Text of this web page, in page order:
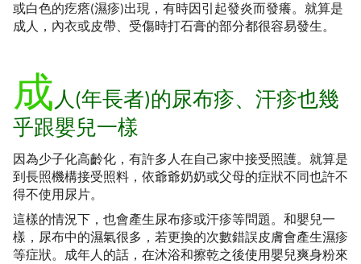
或白色的疙瘩(濕疹)出現，有時因引起發炎而發癢。就算是
成人，內衣或皮帶、受傷時打石膏的部分都很容易發生。
成 人(年長者)的尿布疹、汗疹也幾
乎跟嬰兒一樣
因為少子化高齡化，有許多人在自己家中接受照護。就算是
到長照機構接受照料，依爺爺奶奶或父母的症狀不同也許不
得不使用尿片。
這樣的情況下，也會產生尿布疹或汗疹等問題。和嬰兒一
樣，尿布中的濕氣很多，若更換的次數錯誤皮膚會產生濕疹
等症狀。成年人的話，在沐浴和擦乾之後使用嬰兒爽身粉來